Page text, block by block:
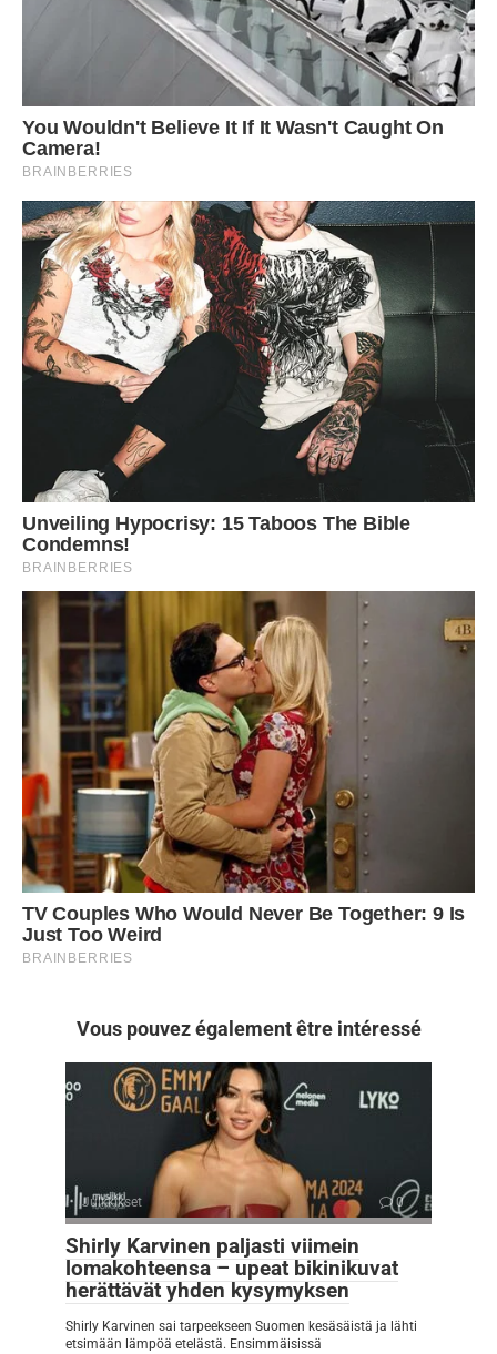
Vous pouvez également être intéressé
Julkkikset 0
Shirly Karvinen paljasti viimein
lomakohteensa – upeat bikinikuvat
herättävät yhden kysymyksen
Shirly Karvinen sai tarpeekseen Suomen kesäsäistä ja lähti
etsimään lämpöä etelästä. Ensimmäisissä